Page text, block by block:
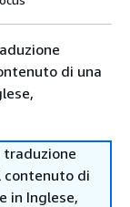
di una
di
in Inglese,